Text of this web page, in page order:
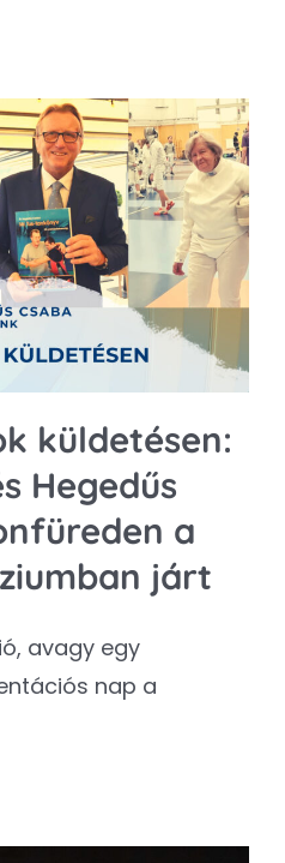
küldetésen:
Hegedűs
a
járt
avagy egy
nap a